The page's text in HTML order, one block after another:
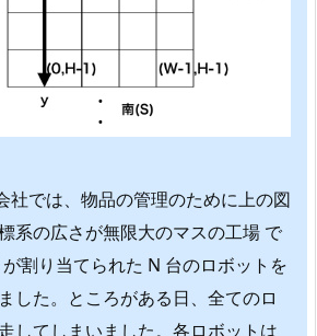
社では、物品の管理のために上の図
系の広さが無限大のマスの工場 で
割り当てられた N 台のロボットを
した。ところがある日、全てのロ
してしまいました。各ロボットは